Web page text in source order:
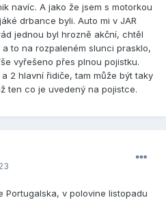
navíc. A jako že jsem s motorkou
drbance byli. Auto mi v JAR
jednou byl hrozně akční, chtěl
to na rozpaleném slunci prasklo,
vyřešeno přes plnou pojistku.
2 hlavní řidiče, tam může být taky
ten co je uvedený na pojistce.
Portugalska, v polovine listopadu